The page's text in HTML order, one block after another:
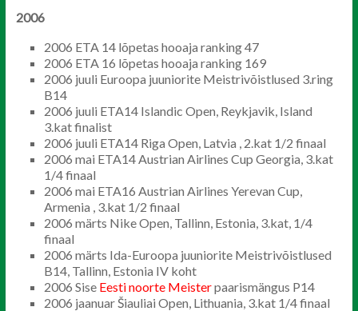
2006
2006 ETA 14 lõpetas hooaja ranking 47
2006 ETA 16 lõpetas hooaja ranking 169
2006 juuli Euroopa juuniorite Meistrivõistlused 3.ring
B14
2006 juuli ETA14 Islandic Open, Reykjavik, Island
3.kat finalist
2006 juuli ETA14 Riga Open, Latvia , 2.kat 1/2 finaal
2006 mai ETA14 Austrian Airlines Cup Georgia, 3.kat
1/4 finaal
2006 mai ETA16 Austrian Airlines Yerevan Cup,
Armenia , 3.kat 1/2 finaal
2006 märts Nike Open, Tallinn, Estonia, 3.kat, 1/4
finaal
2006 märts Ida-Euroopa juuniorite Meistrivõistlused
B14, Tallinn, Estonia IV koht
2006 Sise Eesti noorte Meisterpaarismängus P14
2006 jaanuar Šiauliai Open, Lithuania, 3.kat 1/4 finaal